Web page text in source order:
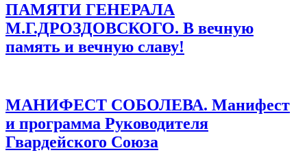
ПАМЯТИ ГЕНЕРАЛА
М.Г.ДРОЗДОВСКОГО. В вечную
память и вечную славу!
МАНИФЕСТ СОБОЛЕВА. Манифест
и программа Руководителя
Гвардейского Союза